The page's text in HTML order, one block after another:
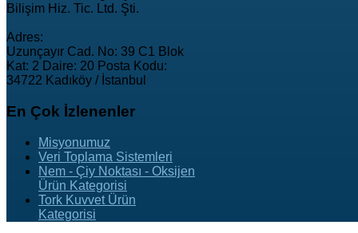
Bilişim Hiz. Tic. Ltd. Şti.
Adres:
Uzunçayır Cad. No: 39 C1 Blok
Kat: 2 Daire: 20 Posta Kodu:
34722 Kadıköy / İstanbul
En Çok İzlenenler
Misyonumuz
Veri Toplama Sistemleri
Nem - Çiy Noktası - Oksijen
Ürün Kategorisi
Tork Kuvvet Ürün
Kategorisi